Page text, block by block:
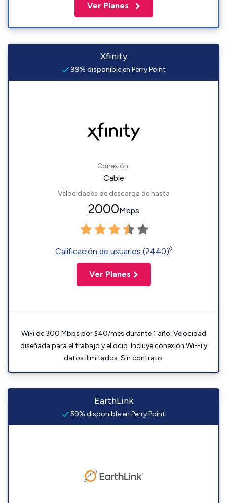
Ver Planes
Xfinity
99% disponible en Perry Point
Conexión:
Cable
Velocidades de descarga de hasta
2000Mbps
Calificación de usuarios (2440)◊
Ver Planes
WiFi de 300 Mbps por $40/mes durante 1 año. Velocidad
diseñada para el trabajo y el ocio. Incluye conexión Wi-Fi y
datos ilimitados. Sin contrato.
EarthLink
59% disponible en Perry Point